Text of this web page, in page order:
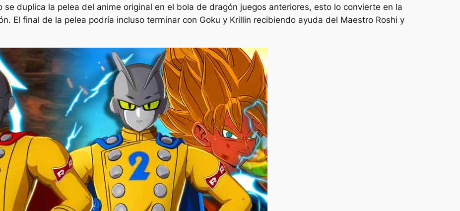
duplica la pelea del anime original en el bola de dragón juegos anteriores, esto lo convierte en la
El final de la pelea podría incluso terminar con Goku y Krillin recibiendo ayuda del Maestro Roshi y